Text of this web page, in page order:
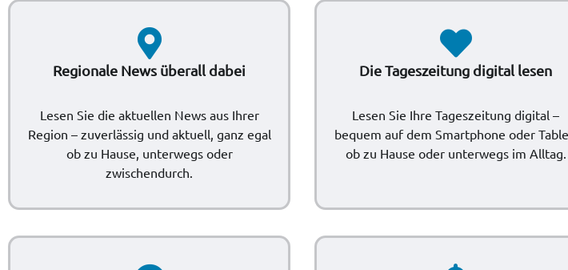
Regionale News überall dabei
Lesen Sie die aktuellen News aus Ihrer
Region – zuverlässig und aktuell, ganz egal
ob zu Hause, unterwegs oder
zwischendurch.
Die Tageszeitung digital lesen
Lesen Sie Ihre Tageszeitung digital –
bequem auf dem Smartphone oder
ob zu Hause oder unterwegs im Alltag.